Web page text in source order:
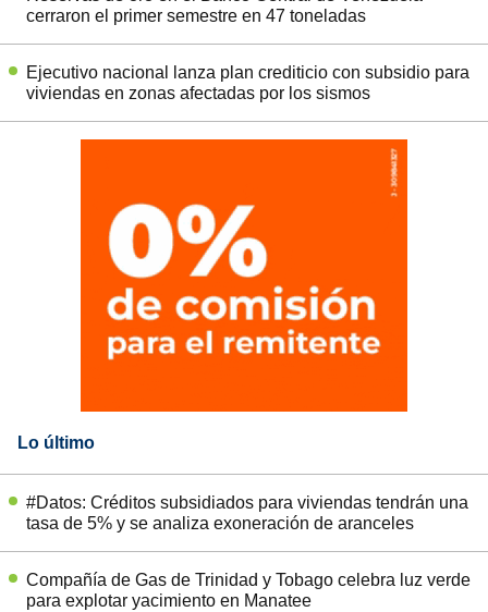
cerraron el primer semestre en 47 toneladas
Ejecutivo nacional lanza plan crediticio con subsidio para
viviendas en zonas afectadas por los sismos
Lo último
#Datos: Créditos subsidiados para viviendas tendrán una
tasa de 5% y se analiza exoneración de aranceles
Compañía de Gas de Trinidad y Tobago celebra luz verde
para explotar yacimiento en Manatee